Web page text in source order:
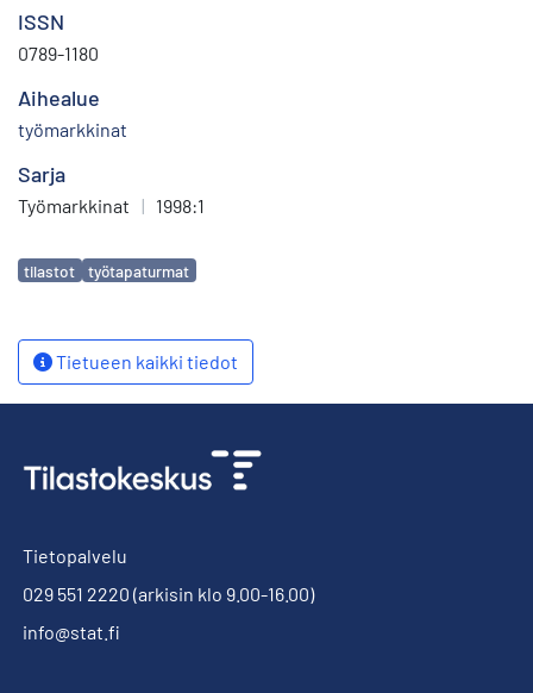
ISSN
0789-1180
Aihealue
työmarkkinat
Sarja
Työmarkkinat | 1998:1
Avainsanat
tilastot työtapaturmat
Tietueen kaikki tiedot
Tietopalvelu
029 551 2220 (arkisin klo 9.00-16.00)
info@stat.fi